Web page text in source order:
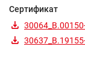
Сертификат